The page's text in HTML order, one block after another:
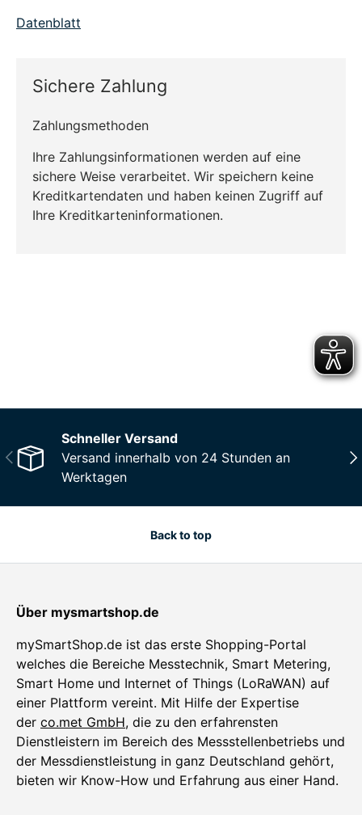
Datenblatt
Sichere Zahlung
Zahlungsmethoden
Ihre Zahlungsinformationen werden auf eine
sichere Weise verarbeitet. Wir speichern keine
Kreditkartendaten und haben keinen Zugriff auf
Ihre Kreditkarteninformationen.
Previous
Schneller Versand
Versand innerhalb von 24 Stunden an
Werktagen
Back to top
Über mysmartshop.de
mySmartShop.de ist das erste Shopping-Portal
welches die Bereiche Messtechnik, Smart Metering,
Smart Home und Internet of Things (LoRaWAN) auf
einer Plattform vereint. Mit Hilfe der Expertise
der co.met GmbH, die zu den erfahrensten
Dienstleistern im Bereich des Messstellenbetriebs und
der Messdienstleistung in ganz Deutschland gehört,
bieten wir Know-How und Erfahrung aus einer Hand.